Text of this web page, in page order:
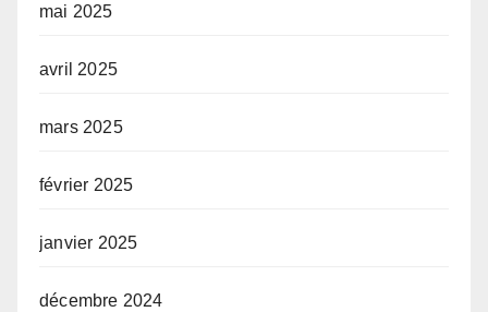
mai 2025
avril 2025
mars 2025
février 2025
janvier 2025
décembre 2024